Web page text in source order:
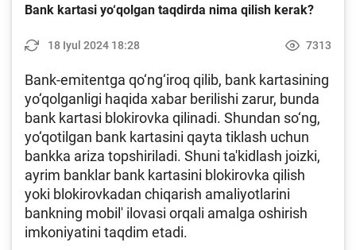
Bank kartasi yo‘qolgan taqdirda nima qilish kerak?
18 Iyul 2024 18:28 7313
Bank-emitentga qo‘ng‘iroq qilib, bank kartasining
yo‘qolganligi haqida xabar berilishi zarur, bunda
bank kartasi blokirovka qilinadi. Shundan so‘ng,
yo‘qotilgan bank kartasini qayta tiklash uchun
bankka ariza topshiriladi. Shuni ta'kidlash joizki,
ayrim banklar bank kartasini blokirovka qilish
yoki blokirovkadan chiqarish amaliyotlarini
bankning mobil' ilovasi orqali amalga oshirish
imkoniyatini taqdim etadi.